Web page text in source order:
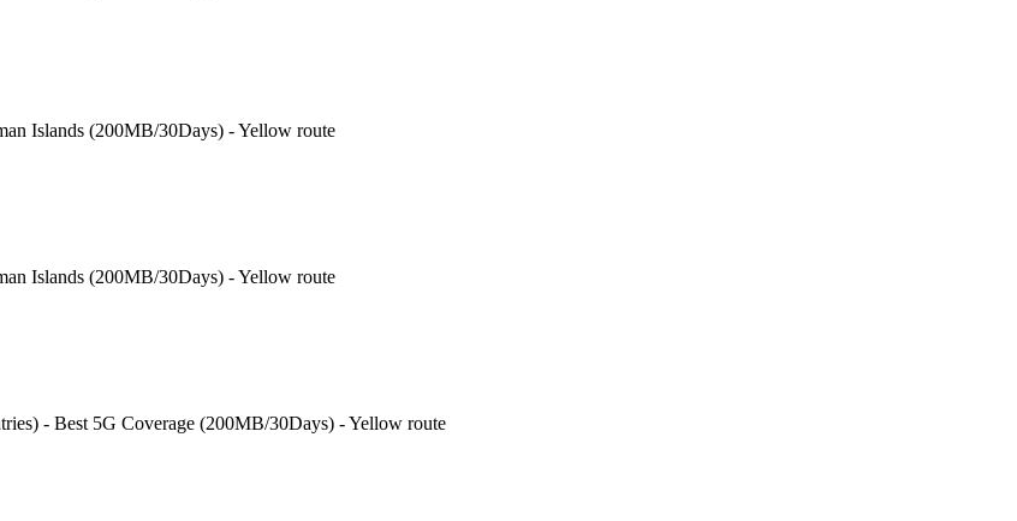
Islands (200MB/30Days) - Yellow route
Islands (200MB/30Days) - Yellow route
- Best 5G Coverage (200MB/30Days) - Yellow route